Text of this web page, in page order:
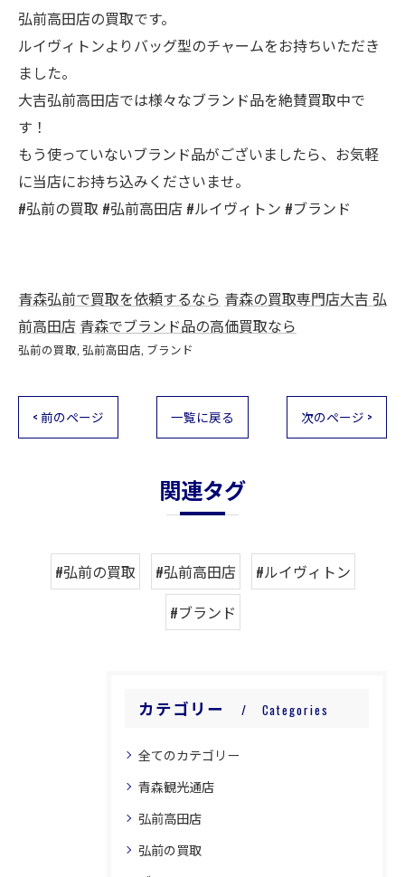
弘前高田店の買取です。
ルイヴィトンよりバッグ型のチャームをお持ちいただき
ました。
大吉弘前高田店では様々なブランド品を絶賛買取中で
す！
もう使っていないブランド品がございましたら、お気軽
に当店にお持ち込みくださいませ。
#弘前の買取 #弘前高田店 #ルイヴィトン #ブランド
青森弘前で買取を依頼するなら 青森の買取専門店大吉 弘
前高田店 青森でブランド品の高価買取なら
弘前の買取 弘前高田店 ブランド
< 前のページ 一覧に戻る 次のページ >
関連タグ
#弘前の買取 #弘前高田店
#ルイヴィトン
#ブランド
カテゴリー Categories
全てのカテゴリー
青森観光通店
弘前高田店
弘前の買取